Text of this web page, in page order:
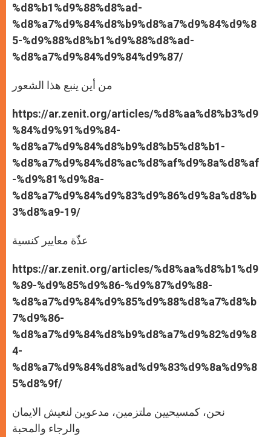
%d8%b1%d9%88%d8%ad-
%d8%a7%d9%84%d8%b9%d8%a7%d9%84%d9%8
5-%d9%88%d8%b1%d9%88%d8%ad-
%d8%a7%d9%84%d9%84%d9%87/
من أين ينبع هذا الشعور
https://ar.zenit.org/articles/%d8%aa%d8%b3%d9
%84%d9%91%d9%84-
%d8%a7%d9%84%d8%b9%d8%b5%d8%b1-
%d8%a7%d9%84%d8%ac%d8%af%d9%8a%d8%af
-%d9%81%d9%8a-
%d8%a7%d9%84%d9%83%d9%86%d9%8a%d8%b
3%d8%a9-19/
عذّة معايير كنسية
https://ar.zenit.org/articles/%d8%aa%d8%b1%d9
%89-%d9%85%d9%86-%d9%87%d9%88-
%d8%a7%d9%84%d9%85%d9%88%d8%a7%d8%b
7%d9%86-
%d8%a7%d9%84%d8%b9%d8%a7%d9%82%d9%8
4-
%d8%a7%d9%84%d8%ad%d9%83%d9%8a%d9%8
5%d8%9f/
نحن، كمسيحيين ملتزمين، مدعوين لنعيش الايمان
والرجاء والمحبة